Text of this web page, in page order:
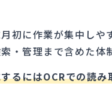
初に作業が集中しや
管理まで含めた体
るにはOCRでの読